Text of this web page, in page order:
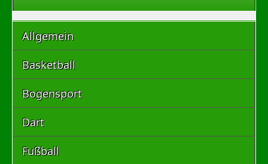
Allgemein
Basketball
Bogensport
Dart
Fußball